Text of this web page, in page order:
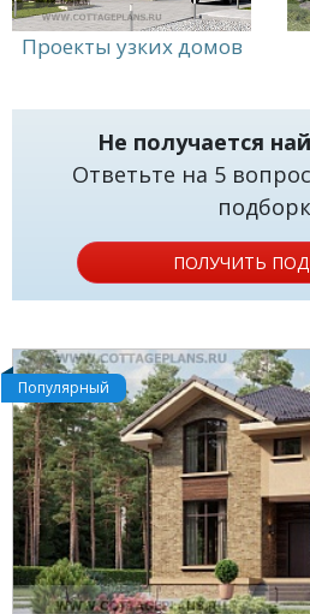
Проекты узких домов
Не получается
Ответьте на 5
ПОЛУЧИТЬ
Популярный